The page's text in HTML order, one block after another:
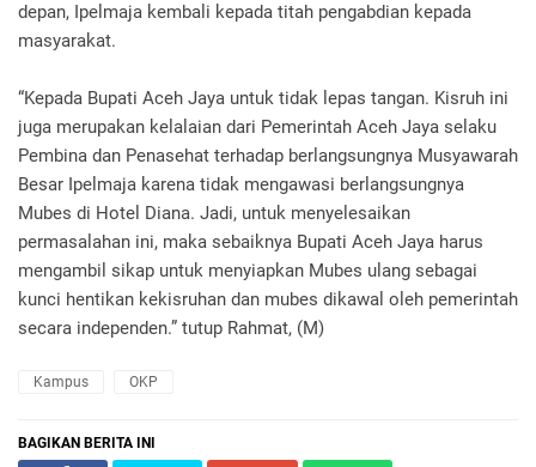
depan, Ipelmaja kembali kepada titah pengabdian kepada
masyarakat.
“Kepada Bupati Aceh Jaya untuk tidak lepas tangan. Kisruh ini
juga merupakan kelalaian dari Pemerintah Aceh Jaya selaku
Pembina dan Penasehat terhadap berlangsungnya Musyawarah
Besar Ipelmaja karena tidak mengawasi berlangsungnya
Mubes di Hotel Diana. Jadi, untuk menyelesaikan
permasalahan ini, maka sebaiknya Bupati Aceh Jaya harus
mengambil sikap untuk menyiapkan Mubes ulang sebagai
kunci hentikan kekisruhan dan mubes dikawal oleh pemerintah
secara independen.” tutup Rahmat, (M)
Kampus OKP
BAGIKAN BERITA INI